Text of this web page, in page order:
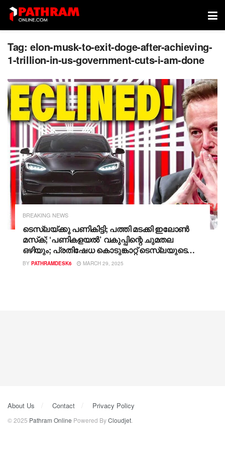
Tag: elon-musk-to-exit-doge-after-achieving-
1-trillion-in-us-government-cuts-i-am-done
BREAKING NEWS
ടെസ്ലയ്ക്കു പണികിട്ടി; പത്തി മടക്കി ഇലോണ്‍
മസ്‌ക്; ‘പണികളയല്‍’ വകുപ്പിന്റെ ചുമതല
ഒഴിയും; പ്രതിഷേധ കൊടുങ്കാറ്റ് ടെസ്ലയുടെ
ഓഹരി വിപണിയെയും പൊള്ളിച്ചു; മസക് കടുത്ത
BY PATHRAMDESK6 MARCH 29, 2025
About Us Contact Privacy Policy
© 2025 Pathram Online Powered ByCloudjet